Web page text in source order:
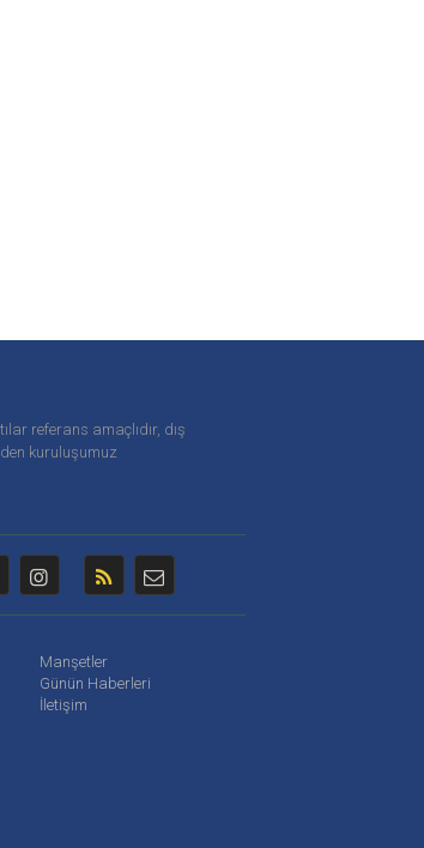
referans amaçlıdır, dış
kuruluşumuz
Manşetler
Günün Haberleri
İletişim